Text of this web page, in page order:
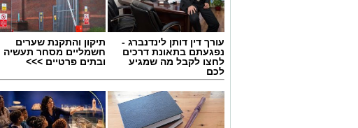
רוצה לעקוב אחרי הערוץ של הקבוצה "אשדוד נט" ב-WhatsApp לחצו כאן
עורך דין דותן לינדנברג -
נפגעתם בתאונת דרכים
לחצו לקבל מה שמגיע
לכם
תיקון והתקנת שערים
חשמליים מסחר תעשיה
ובתים פרטיים >>>